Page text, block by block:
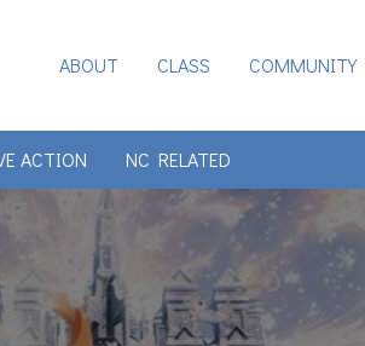
ABOUT CLASS COMMUNITY
ACTION NC RELATED